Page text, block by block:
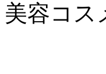
美容コス